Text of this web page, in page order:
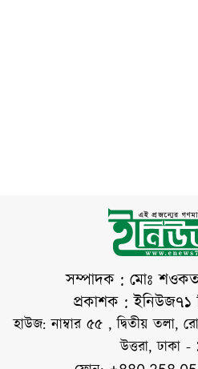
সম্পাদক : মোঃ শওকত
প্রকাশক : ইনিউজ৭১
হাউজ: নাম্বার ৫৫ , দ্বিতীয় তলা,
উত্তরা, ঢাকা